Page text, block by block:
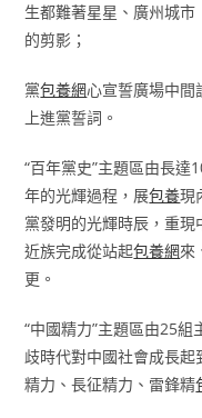
生都難著星星、廣州城
的剪影；
黨包養網心宣誓廣場中間
上進黨誓詞。
“百年黨史”主題區由長
年的光輝過程，展包養現
黨發明的光輝時辰，重
近族完成從站起包養網來
更。
“中國精力”主題區由25
歧時代對中國社會成長起
精力、長征精力、雷鋒精